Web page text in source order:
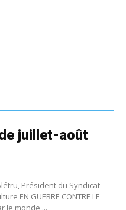
juillet-août
Président du Syndicat
EN GUERRE CONTRE LE
le monde,...